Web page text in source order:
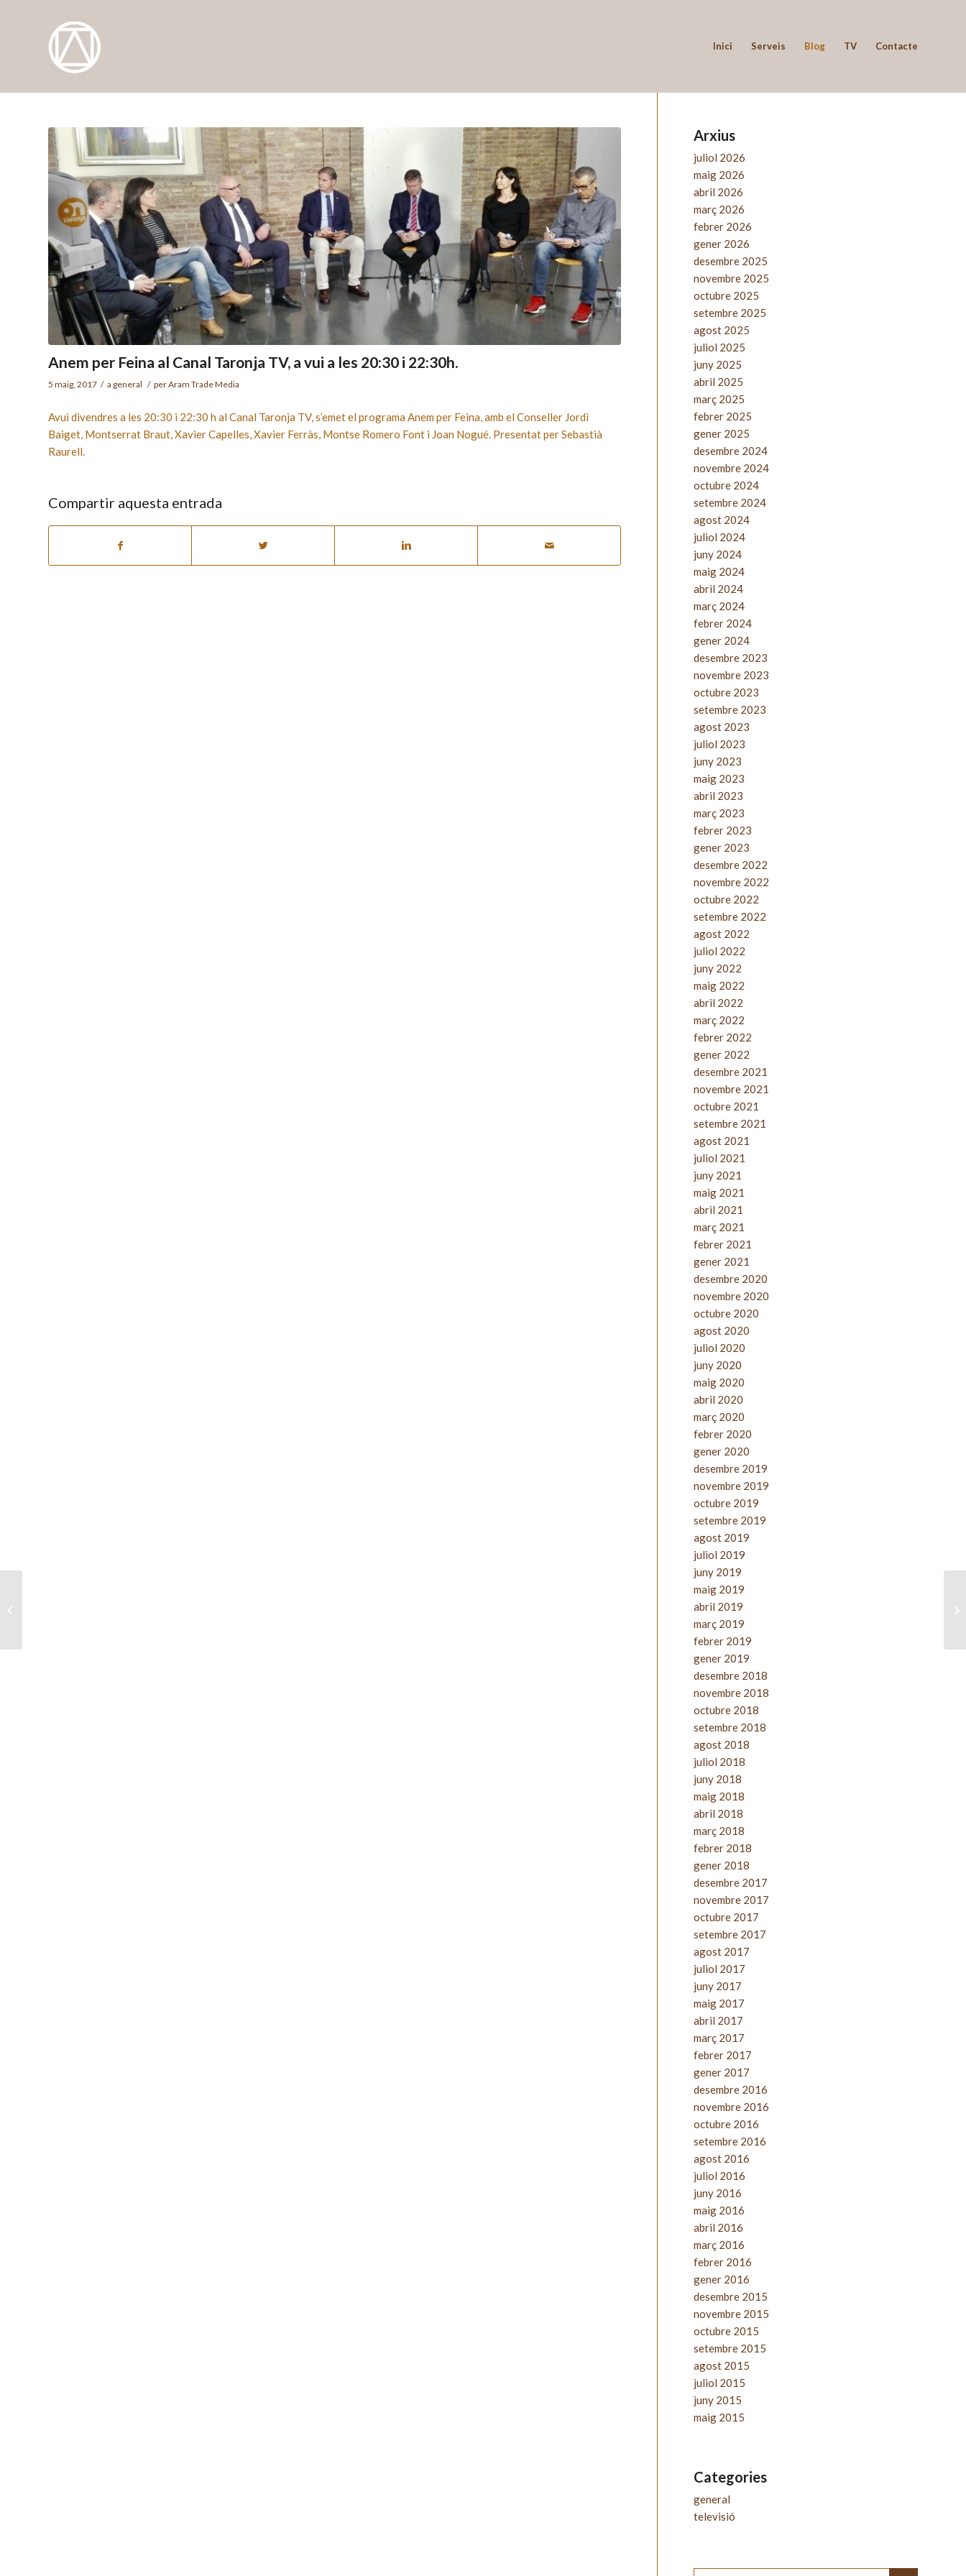
Inici Serveis Blog TV Contacte
Anem per Feina al Canal Taronja TV, a vui a les 20:30 i 22:30h.
5 maig, 2017 / a general / perAram Trade Media
Avui divendres a les 20:30 i 22:30 h al Canal Taronja TV, s’emet el programa Anem per Feina, amb el Conseller Jordi
Baiget, Montserrat Braut, Xavier Capelles, Xavier Ferràs, Montse Romero Font i Joan Nogué. Presentat per Sebastià
Raurell.
Compartir aquesta entrada
Arxius
juliol 2026
maig 2026
abril 2026
març 2026
febrer 2026
gener 2026
desembre 2025
novembre 2025
octubre 2025
setembre 2025
agost 2025
juliol 2025
juny 2025
abril 2025
març 2025
febrer 2025
gener 2025
desembre 2024
novembre 2024
octubre 2024
setembre 2024
agost 2024
juliol 2024
juny 2024
maig 2024
abril 2024
març 2024
febrer 2024
gener 2024
desembre 2023
novembre 2023
octubre 2023
setembre 2023
agost 2023
juliol 2023
juny 2023
maig 2023
abril 2023
març 2023
febrer 2023
gener 2023
desembre 2022
novembre 2022
octubre 2022
setembre 2022
agost 2022
juliol 2022
juny 2022
maig 2022
abril 2022
març 2022
febrer 2022
gener 2022
desembre 2021
novembre 2021
octubre 2021
setembre 2021
agost 2021
juliol 2021
juny 2021
maig 2021
abril 2021
març 2021
febrer 2021
gener 2021
desembre 2020
novembre 2020
octubre 2020
agost 2020
juliol 2020
juny 2020
maig 2020
abril 2020
març 2020
febrer 2020
gener 2020
desembre 2019
novembre 2019
octubre 2019
setembre 2019
agost 2019
juliol 2019
juny 2019
maig 2019
abril 2019
març 2019
febrer 2019
gener 2019
desembre 2018
novembre 2018
octubre 2018
setembre 2018
agost 2018
juliol 2018
juny 2018
maig 2018
abril 2018
març 2018
febrer 2018
gener 2018
desembre 2017
novembre 2017
octubre 2017
setembre 2017
agost 2017
juliol 2017
juny 2017
maig 2017
abril 2017
març 2017
febrer 2017
gener 2017
desembre 2016
novembre 2016
octubre 2016
setembre 2016
agost 2016
juliol 2016
juny 2016
maig 2016
abril 2016
març 2016
febrer 2016
gener 2016
desembre 2015
novembre 2015
octubre 2015
setembre 2015
agost 2015
juliol 2015
juny 2015
maig 2015
Categories
general
televisió